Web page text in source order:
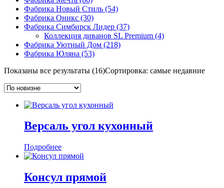
Фабрика Новый Стиль (54)
Фабрика Оникс (30)
Фабрика Симбирск Лидер (37)
Коллекция диванов SL Premium (4)
Фабрика Уютный Дом (218)
Фабрика Юляна (53)
Показаны все результаты (16)Сортировка: самые недавние
Версаль угол кухонный
Подробнее
Консул прямой